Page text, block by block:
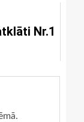
Nr.1